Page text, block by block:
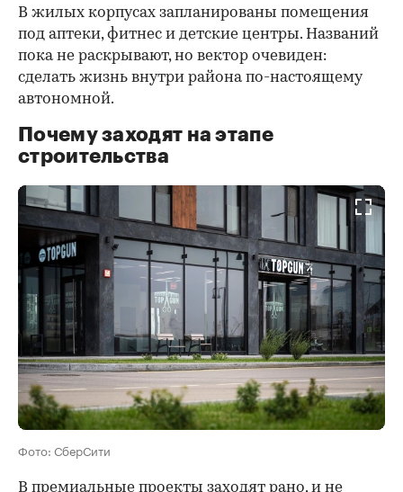
В жилых корпусах запланированы помещения
под аптеки, фитнес и детские центры. Названий
пока не раскрывают, но вектор очевиден:
сделать жизнь внутри района по-настоящему
автономной.
Почему заходят на этапе
строительства
Фото: СберСити
В премиальные проекты заходят рано, и не